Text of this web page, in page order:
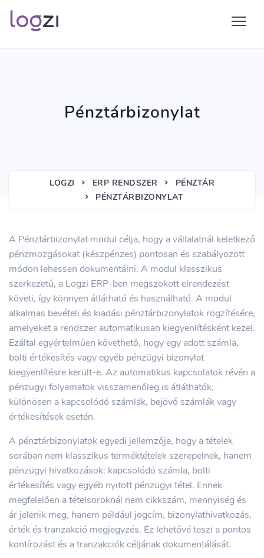
Pénztárbizonylat
LOGZI ERP RENDSZER
PÉNZTÁR
PÉNZTÁRBIZONYLAT
A Pénztárbizonylat modul célja, hogy a vállalatnál keletkező
pénzmozgásokat (készpénzes) pontosan és szabályozott
módon lehessen dokumentálni. A modul klasszikus
szerkezetű, a Logzi ERP-ben megszokott elrendezést
követi, így könnyen átlátható és használható. A modul
alkalmas bevételi és kiadási pénztárbizonylatok rögzítésére,
amelyeket a rendszer automatikusan kiegyenlítésként kezel.
Ezáltal egyértelműen követhető, hogy egy adott számla,
bolti értékesítés vagy egyéb pénzügyi bizonylat
kiegyenlítésre került-e. Az automatikus kapcsolatok révén a
pénzügyi folyamatok visszamenőleg is átláthatók,
különösen a kapcsolódó számlák, bejövő számlák vagy
értékesítések esetén.
A pénztárbizonylatok egyedi jellemzője, hogy a tételek
sorában nem klasszikus terméktételek szerepelnek, hanem
pénzügyi hivatkozások: kapcsolódó számla, bolti
értékesítés vagy egyéb nyitott pénzügyi tétel. Ennek
megfelelően a tételsoroknál nem cikkszám, mennyiség és
ár jelenik meg, hanem például jogcím, bizonylathivatkozás,
érték és tranzakció megjegyzés. Ez lehetővé teszi a pontos
kontírozást és a tranzakciók céljának dokumentálását.